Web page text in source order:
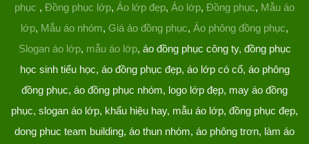
phục , Đồng phục lớp, Áo lớp đẹp, Áo lớp, Đồng phục, Mẫu áo
lớp, Mẫu áo nhóm, Giá áo đồng phục, Áo phông đồng phục,
Slogan áo lớp, mẫu áo lớp, áo đồng phục công ty, đồng phục
học sinh tiểu học, áo đồng phục đẹp, áo lớp có cổ, áo phông
đồng phục, áo đồng phục nhóm, logo lớp đẹp, may áo đồng
phục, slogan áo lớp, khẩu hiệu hay, mẫu áo lớp, đồng phục đẹp,
dong phuc team building, áo thun nhóm, áo phông trơn, làm áo